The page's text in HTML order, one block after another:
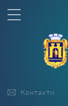
Контакти